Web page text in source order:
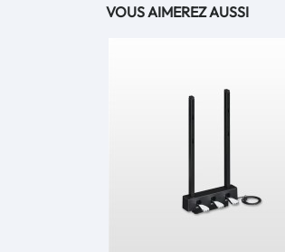
VOUS AIMEREZ AUSSI